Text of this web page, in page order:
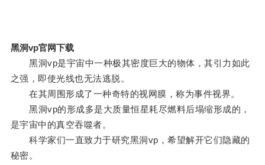
黑洞vp官网下载
黑洞vp是宇宙中一种极其密度巨大的物体，其引力如此
之强，即使光线也无法逃脱。
在其周围形成了一种奇特的视网膜，称为事件视界。
黑洞vp的形成多是大质量恒星耗尽燃料后塌缩形成的，
是宇宙中的真空吞噬者。
科学家们一直致力于研究黑洞vp，希望解开它们隐藏的
秘密。